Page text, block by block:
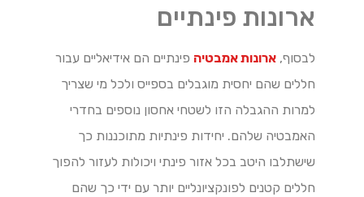
ארונות פינתיים
לבסוף, ארונות אמבטיה פינתיים הם אידיאליים עבור
חללים שהם יחסית מוגבלים בספייס ולכל מי שצריך
למרות ההגבלה הזו לשטחי אחסון נוספים בחדרי
האמבטיה שלהם. יחידות פינתיות מתוכננות כך
שישתלבו היטב בכל אזור פינתי ויכולות לעזור להפוך
חללים קטנים לפונקציונליים יותר עם ידי כך שהם